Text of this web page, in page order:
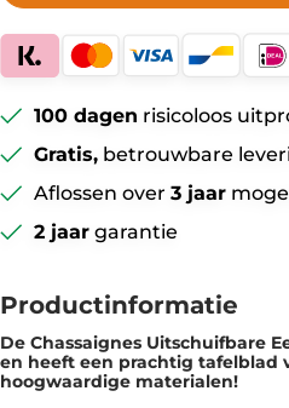
Productinformatie
De Chassaignes Uitschuifbare
en heeft een prachtig tafelblad
hoogwaardige materialen!
100 dagen risicoloos
Gratis, betrouwbare
Aflossen over 3 jaar
2 jaargarantie